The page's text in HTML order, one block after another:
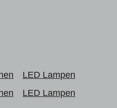
LED Lampen
LED Lampen